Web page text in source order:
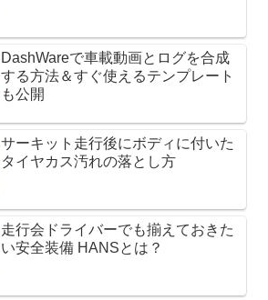
DashWareで車載動画とログを合成
する方法＆すぐ使えるテンプレート
も公開
サーキット走行後にボディに付いた
タイヤカス汚れの落とし方
走行会ドライバーでも揃えておきた
い安全装備 HANSとは？